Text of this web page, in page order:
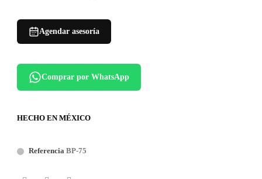
Agendar asesoría
Comprar por WhatsApp
HECHO EN MÉXICO
Referencia BP-75